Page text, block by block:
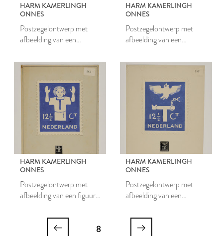
HARM KAMERLINGH
ONNES
Postzegelontwerp met
afbeelding van een
losbreekt van zijn keten
HARM KAMERLINGH
ONNES
Postzegelontwerp met
afbeelding van een
losbreekt van zijn keten
HARM KAMERLINGH
ONNES
Postzegelontwerp met
afbeelding van een figuur
motto VERTROUWEN
HARM KAMERLINGH
ONNES
Postzegelontwerp met
afbeelding van een
losbreekt van zijn keten
8